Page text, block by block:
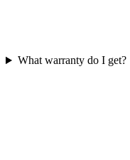
What warranty do I get?